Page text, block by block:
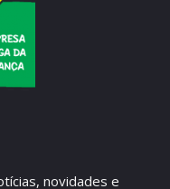
novidades e